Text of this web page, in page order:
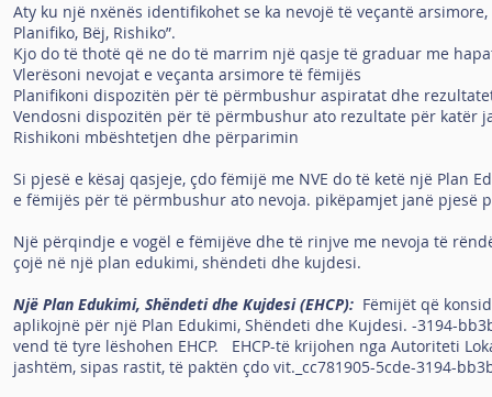
Aty ku një nxënës identifikohet se ka nevojë të veçantë
Planifiko, Bëj, Rishiko”.
Kjo do të thotë që ne do të marrim një qasje të graduar me
Vlerësoni nevojat e veçanta arsimore të fëmijës
Planifikoni dispozitën për të përmbushur aspiratat dhe
Vendosni dispozitën për të përmbushur ato rezultate për katër
Rishikoni mbështetjen dhe përparimin
Si pjesë e kësaj qasjeje, çdo fëmijë me NVE do të ketë një Plan
e fëmijës për të përmbushur ato nevoja. pikëpamjet janë pjesë
Një përqindje e vogël e fëmijëve dhe të rinjve me nevoja të
çojë në një plan edukimi, shëndeti dhe kujdesi.
Një Plan Edukimi, Shëndeti dhe Kujdesi (EHCP): Fëmijët që
aplikojnë për një Plan Edukimi, Shëndeti dhe Kujdesi. -3194-
vend të tyre lëshohen EHCP. EHCP-të krijohen nga Autoriteti
jashtëm, sipas rastit, të paktën çdo vit._cc781905-5cde-3194-